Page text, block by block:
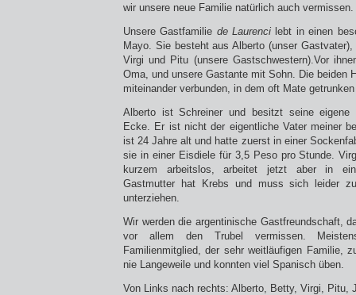
wir unsere neue Familie natürlich auch vermissen.
Unsere Gastfamilie de Laurenci lebt in einen
Mayo. Sie besteht aus Alberto (unser
Virgi und Pitu (unsere Gastschwestern).Vor
Oma, und unsere Gastante mit Sohn. Die beiden
miteinander verbunden, in dem oft Mate
Alberto ist Schreiner und besitzt seine eigene
Ecke. Er ist nicht der eigentliche Vater meiner
ist 24 Jahre alt und hatte zuerst in einer
sie in einer Eisdiele für 3,5 Peso pro Stunde.
kurzem arbeitslos, arbeitet jetzt aber in
Gastmutter hat Krebs und muss sich leider
unterziehen.
Wir werden die argentinische Gastfreundschaft,
vor allem den Trubel vermissen.
Familienmitglied, der sehr weitläufigen Familie,
nie Langeweile und konnten viel Spanisch üben.
Von Links nach rechts: Alberto, Betty, Virgi, Pitu,